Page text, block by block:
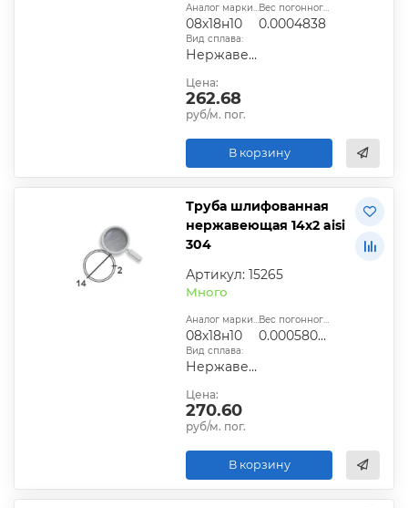
Аналог марки стали:
08х18н10
Вес погонного метра, т.:
0.0004838
Вид сплава:
Нержавеющий
Цена:
262.68
руб/м. пог.
В корзину
Труба шлифованная
нержавеющая 14х2 aisi
304
Артикул: 15265
Много
Аналог марки стали:
08х18н10
Вес погонного метра, т.:
0.00058056
Вид сплава:
Нержавеющий
Цена:
270.60
руб/м. пог.
В корзину